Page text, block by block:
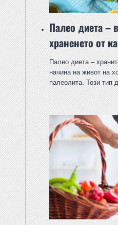
Палео диета –
храненето от
Палео диета –
начина на живот на
палеолита. Този тип